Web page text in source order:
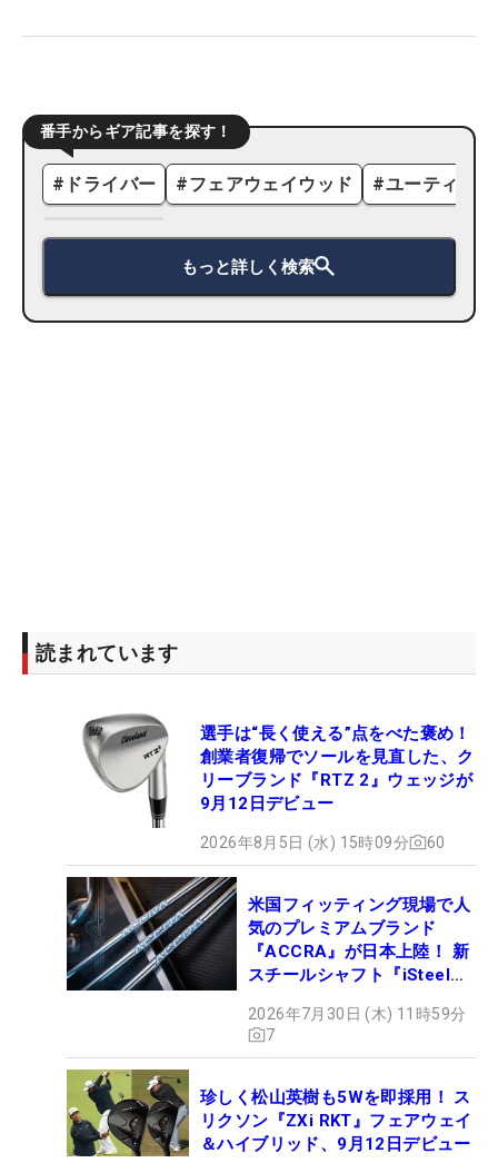
番手からギア記事を探す！
# ドライバー #フェアウェイウッド #ユーティリ
もっと詳しく検索
読まれています
選手は“長く使える”点をべた褒め！
創業者復帰でソールを見直した、ク
リーブランド『RTZ 2』ウェッジが
9月12日デビュー
2026年8月5日 (水) 15時09分 60
米国フィッティング現場で人
気のプレミアムブランド
『ACCRA』が日本上陸！ 新
スチールシャフト『iSteel
2026年7月30日 (木) 11時59分
7
珍しく松山英樹も5Wを即採用！ ス
リクソン『ZXi RKT』フェアウェイ
＆ハイブリッド、9月12日デビュー